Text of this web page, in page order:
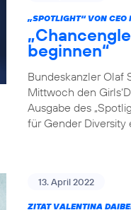
„SPOTLIGHT“ VON
beginnen“
Bundeskanzler Olaf
Mittwoch den
Ausgabe des
für Gender Diversity
13. April 2022
ZITAT VALENTINA